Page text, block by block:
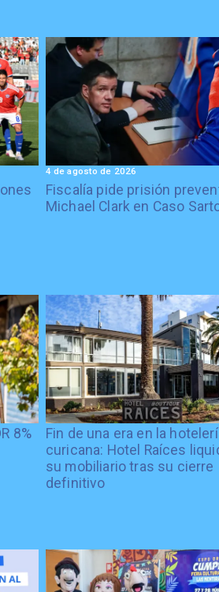
Fiscalía pide prisión
Michael Clark en Caso
4 de agosto de 2026
8%
Fin de una era en la
curicana: Hotel Raíces
su mobiliario tras su cierre
definitivo